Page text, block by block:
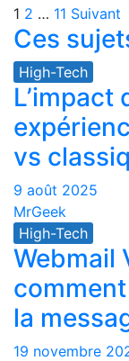
des
articles
1 2 … 11 Suivant
Ces
High-Tech
L’impact
vs
9 août 2025
MrGeek
High-Tech
Webmail
la
19 novembre